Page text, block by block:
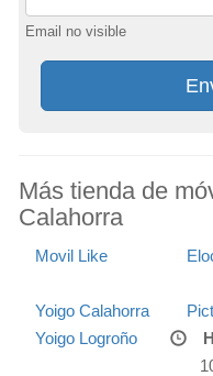
Email no visible
Más tienda de
Calahorra
Movil Like
Yoigo Calahorra
Yoigo Logroño